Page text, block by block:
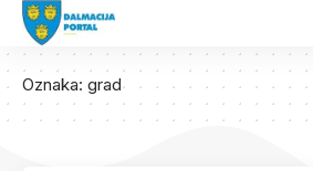
Oznaka: grad